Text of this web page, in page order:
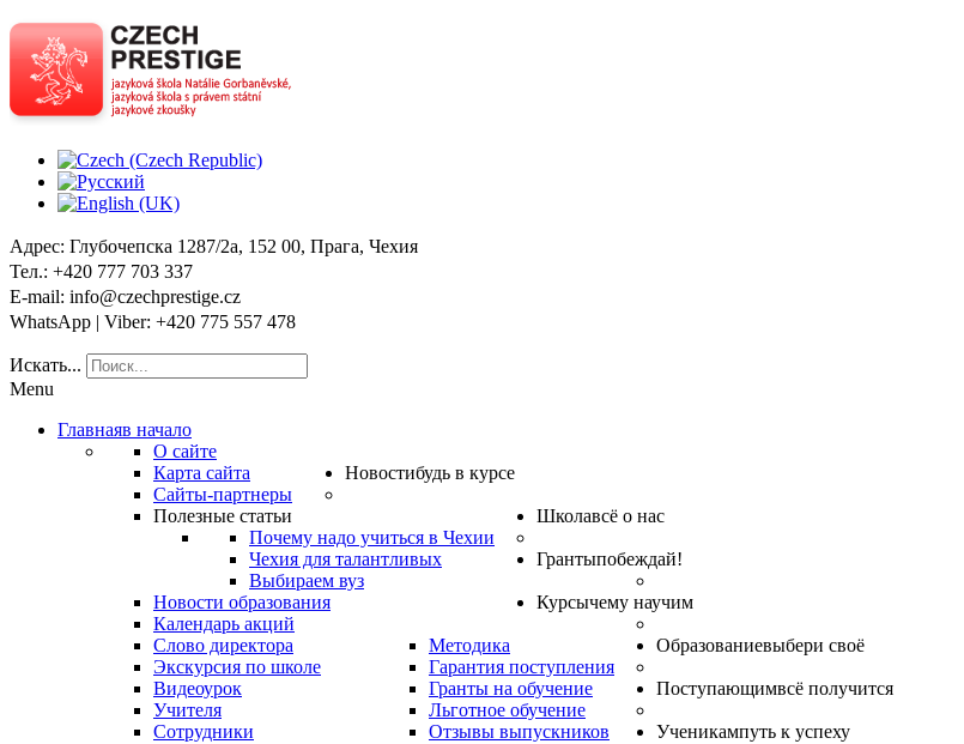
Адрес: Глубочепска 1287/2a, 152 00, Прага, Чехия
Тел.: +420 777 703 337
E-mail: info@czechprestige.cz
WhatsApp | Viber: +420 775 557 478
Искать...
Menu
Главнаяв начало
О сайте
Карта сайта
Сайты-партнеры
Новостибудь в курсе
Полезные статьи
Почему надо учиться в Чехии
Чехия для талантливых
Выбираем вуз
Новости образования
Календарь акций
Школавсё о нас
Слово директора
Экскурсия по школе
Видеоурок
Учителя
Сотрудники
Методика
Гарантия поступления
Гранты на обучение
Льготное обучение
Отзывы выпускников
Грантыпобеждай!
Курсычему научим
Образованиевыбери своё
Поступающимвсё получится
Ученикампуть к успеху